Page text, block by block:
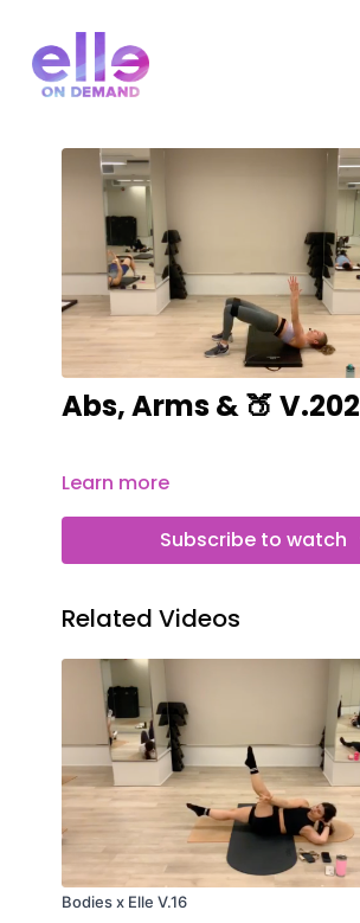
Abs, Arms & 🍑 V.202
Learn more
Subscribe to watch
Related Videos
Bodies x Elle V.16